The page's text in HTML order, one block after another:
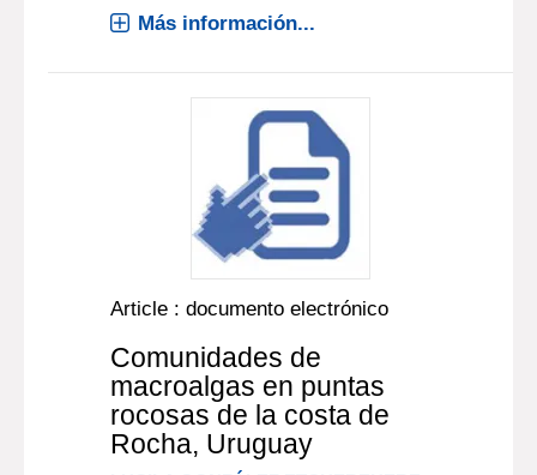
Más información...
Article : documento electrónico
Comunidades de
macroalgas en puntas
rocosas de la costa de
Rocha, Uruguay